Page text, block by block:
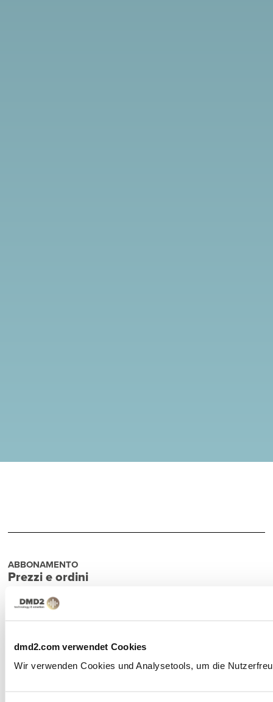
dmd2.com verwendet Cookies
Wir verwenden Cookies und Analysetools, um die
ABBONAMENTO
Prezzi e ordini
Qui puoi trovare una panoramica dei nostri
prodotti con i link al negozio: